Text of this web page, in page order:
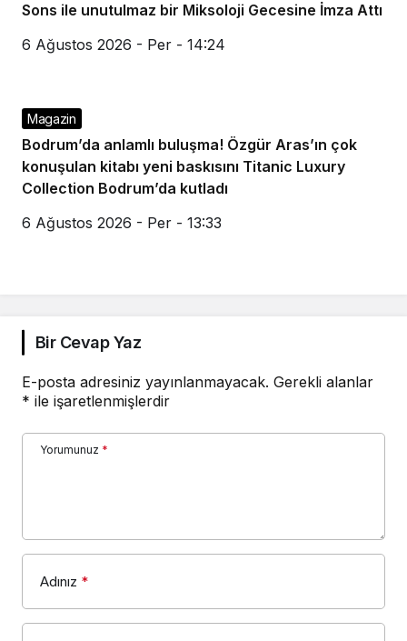
Sons ile unutulmaz bir Miksoloji Gecesine İmza Attı
6 Ağustos 2026 - Per - 14:24
Magazin
Bodrum’da anlamlı buluşma! Özgür Aras’ın çok
konuşulan kitabı yeni baskısını Titanic Luxury
Collection Bodrum’da kutladı
6 Ağustos 2026 - Per - 13:33
Bir Cevap Yaz
E-posta adresiniz yayınlanmayacak. Gerekli alanlar
* ile işaretlenmişlerdir
Yorumunuz *
Adınız *